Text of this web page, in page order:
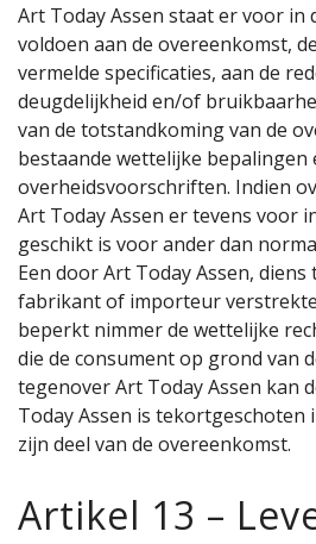
Art Today Assen staat er voor in
voldoen aan de overeenkomst,
vermelde specificaties, aan de
deugdelijkheid en/of
van de totstandkoming van de
bestaande wettelijke bepalingen
overheidsvoorschriften. Indien
Art Today Assen er tevens voor
geschikt is voor ander dan
Een door Art Today Assen, diens
fabrikant of importeur
beperkt nimmer de wettelijke
die de consument op grond van
tegenover Art Today Assen kan
Today Assen is tekortgeschoten
zijn deel van de overeenkomst.
Artikel 13 –